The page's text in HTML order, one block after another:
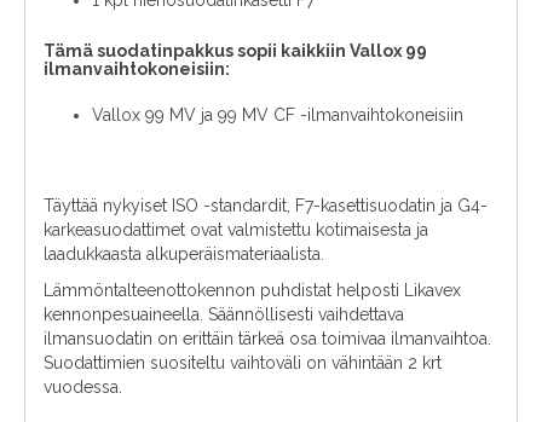
Tämä suodatinpakkus sopii kaikkiin Vallox 99
ilmanvaihtokoneisiin:
Vallox 99 MV ja 99 MV CF -ilmanvaihtokoneisiin
Täyttää nykyiset ISO -standardit, F7-kasettisuodatin ja G4-
karkeasuodattimet ovat valmistettu kotimaisesta ja
laadukkaasta alkuperäismateriaalista.
Lämmöntalteenottokennon puhdistat helposti Likavex
kennonpesuaineella. Säännöllisesti vaihdettava
ilmansuodatin on erittäin tärkeä osa toimivaa ilmanvaihtoa.
Suodattimien suositeltu vaihtoväli on vähintään 2 krt
vuodessa.